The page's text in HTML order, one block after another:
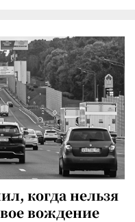
когда нельзя
вождение